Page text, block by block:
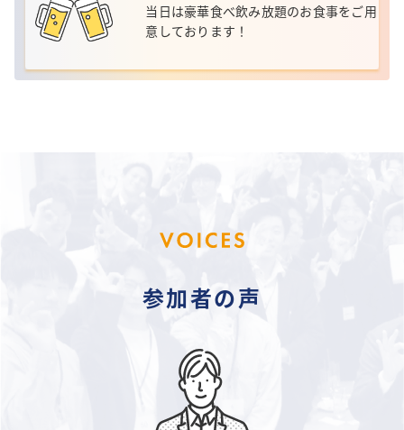
当日は豪華食べ飲み放題のお食事をご用
意しております！
参加者の声